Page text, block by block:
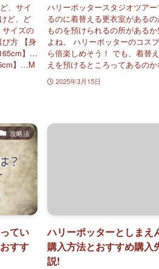
、サイ
ど、ど
イズの
方 【身
】…
】…M
ハリーポッタースタジオツア
るのに着替える更衣室がある
ものを預けられるの所がある
よね。 ハリーポッターのコス
ら倍楽しめそう！ でも、着替
えを預けるところってあるの
2025年3月15日
攻略法
てい
すす
ハリーポッターとしまえ
購入方法とおすすめ購入
説!